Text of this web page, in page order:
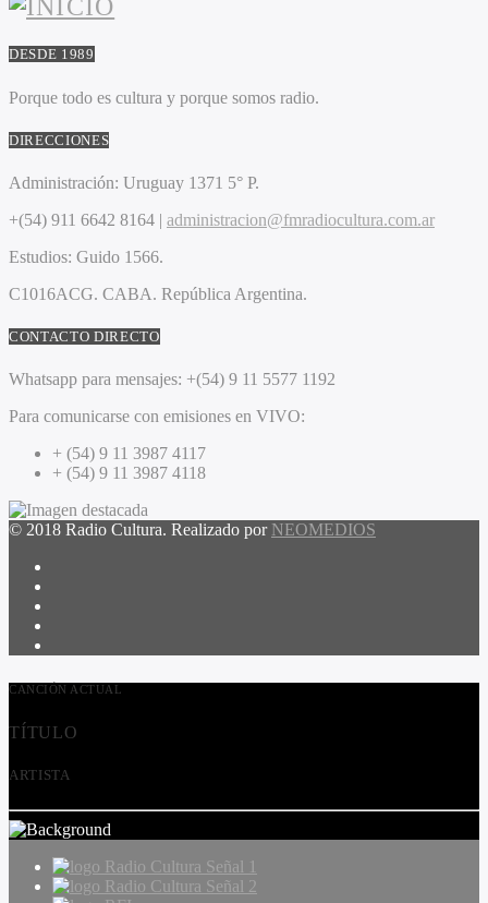
DESDE 1989
Porque todo es cultura y porque somos radio.
DIRECCIONES
Administración: Uruguay 1371 5° P.
+(54) 911 6642 8164 | administracion@fmradiocultura.com.ar
Estudios: Guido 1566.
C1016ACG. CABA. República Argentina.
CONTACTO DIRECTO
Whatsapp para mensajes: +(54) 9 11 5577 1192
Para comunicarse con emisiones en VIVO:
+ (54) 9 11 3987 4117
+ (54) 9 11 3987 4118
© 2018 Radio Cultura. Realizado por NEOMEDIOS
CANCIÓN ACTUAL
TÍTULO
ARTISTA
Radio Cultura Señal 1
Radio Cultura Señal 2